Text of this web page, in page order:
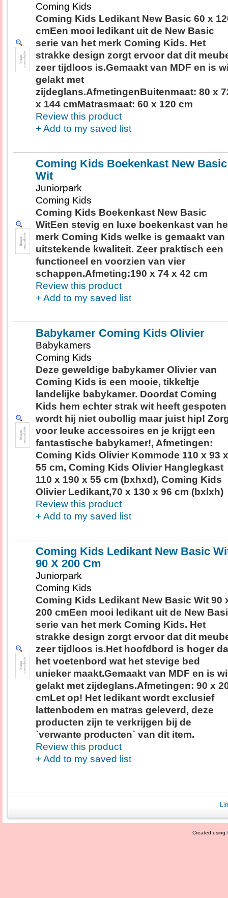
Coming Kids
Coming Kids Ledikant New Basic 60 x
cmEen mooi ledikant uit de New Basic
serie van het merk Coming Kids. Het
strakke design zorgt ervoor dat dit
zeer tijdloos is.Gemaakt van MDF en is
gelakt met
zijdeglans.AfmetingenBuitenmaat: 80 x
x 144 cmMatrasmaat: 60 x 120 cm
Review this product
+ Add to my saved list
Coming Kids Boekenkast New Basic
Wit
Juniorpark
Coming Kids
Coming Kids Boekenkast New Basic
WitEen stevig en luxe boekenkast van
merk Coming Kids welke is gemaakt van
uitstekende kwaliteit. Zeer praktisch een
functioneel en voorzien van vier
schappen.Afmeting:190 x 74 x 42 cm
Review this product
+ Add to my saved list
Babykamer Coming Kids Olivier
Babykamers
Coming Kids
Deze geweldige babykamer Olivier van
Coming Kids is een mooie, tikkeltje
landelijke babykamer. Doordat Coming
Kids hem echter strak wit heeft gespoten
wordt hij niet oubollig maar juist hip!
voor leuke accessoires en je krijgt een
fantastische babykamer!, Afmetingen:
Coming Kids Olivier Kommode 110 x 93 x
55 cm, Coming Kids Olivier Hanglegkast
110 x 190 x 55 cm (bxhxd), Coming Kids
Olivier Ledikant,70 x 130 x 96 cm (bxlxh)
Review this product
+ Add to my saved list
Coming Kids Ledikant New Basic
90 X 200 Cm
Juniorpark
Coming Kids
Coming Kids Ledikant New Basic Wit 90
200 cmEen mooi ledikant uit de New
serie van het merk Coming Kids. Het
strakke design zorgt ervoor dat dit
zeer tijdloos is.Het hoofdbord is hoger
het voetenbord wat het stevige bed
unieker maakt.Gemaakt van MDF en is
gelakt met zijdeglans.Afmetingen: 90 x
cmLet op! Het ledikant wordt exclusief
lattenbodem en matras geleverd, deze
producten zijn te verkrijgen bij de
`verwante producten` van dit item.
Review this product
+ Add to my saved list
Created using